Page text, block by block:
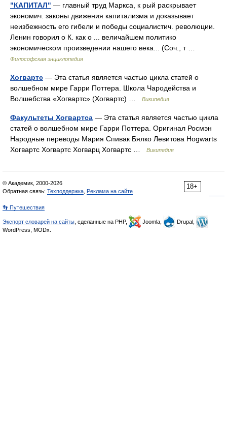
"КАПИТАЛ" — главный труд Маркса, к рый раскрывает
экономич. законы движения капитализма и доказывает
неизбежность его гибели и победы социалистич. революции.
Ленин говорил о К. как о ... величайшем политико
экономическом произведении нашего века... (Соч., т …
Философская энциклопедия
Хогвартс — Эта статья является частью цикла статей о
волшебном мире Гарри Поттера. Школа Чародейства и
Волшебства «Хогвартс» (Хогвартс) …
Википедия
Факультеты Хогвартса — Эта статья является частью цикла
статей о волшебном мире Гарри Поттера. Оригинал Росмэн
Народные переводы Мария Спивак Бялко Левитова Hogwarts
Хогвартс Хогвартс Хогварц Хогвартс …
Википедия
18+
© Академик, 2000-2026
Обратная связь: Техподдержка Реклама на сайте
👣 Путешествия
Экспорт словарей на сайты , сделанные на PHP, Joomla,
Drupal,
WordPress, MODx.